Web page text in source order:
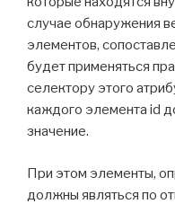
случае обнаружения
элементов,
будет применяться
селектору этого
каждого элемента id
значение.
При этом элементы,
должны являться по